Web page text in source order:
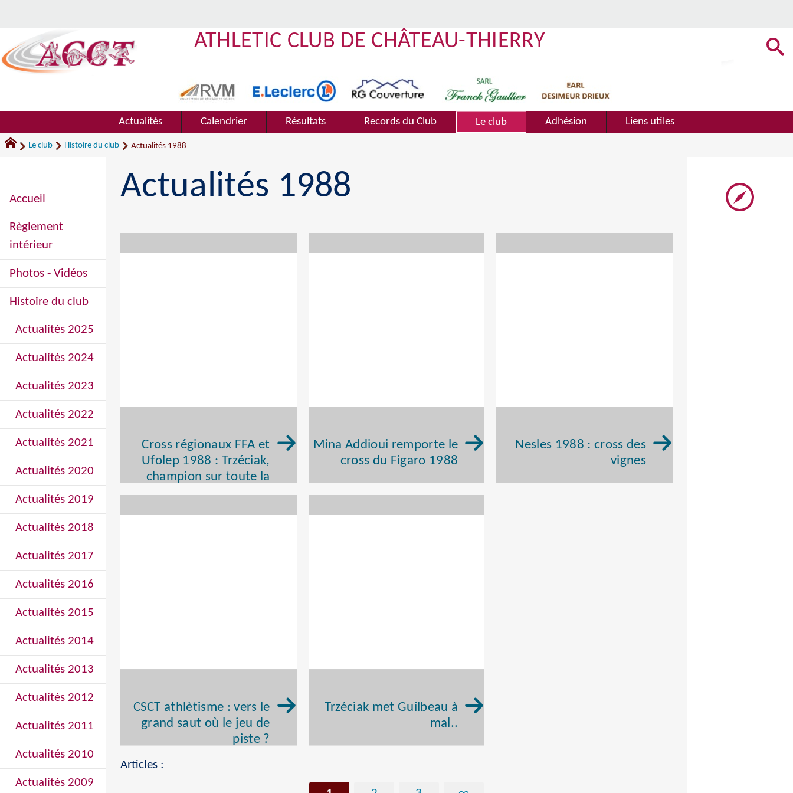
ATHLETIC CLUB DE CHÂTEAU-THIERRY
Actualités Calendrier Résultats Records du Club Le club Adhésion Liens utiles
Le club Histoire du club Actualités 1988
Actualités 1988
Cross régionaux FFA et
Ufolep 1988 : Trzéciak,
champion sur toute la
ligne
Mina Addioui remporte le
cross du Figaro 1988
Nesles 1988 : cross des
vignes
CSCT athlètisme : vers le
grand saut où le jeu de
piste ?
Trzéciak met Guilbeau à
mal..
Articles :
Accueil
Règlement
intérieur
Photos - Vidéos
Histoire du club
Actualités 2025
Actualités 2024
Actualités 2023
Actualités 2022
Actualités 2021
Actualités 2020
Actualités 2019
Actualités 2018
Actualités 2017
Actualités 2016
Actualités 2015
Actualités 2014
Actualités 2013
Actualités 2012
Actualités 2011
Actualités 2010
Actualités 2009